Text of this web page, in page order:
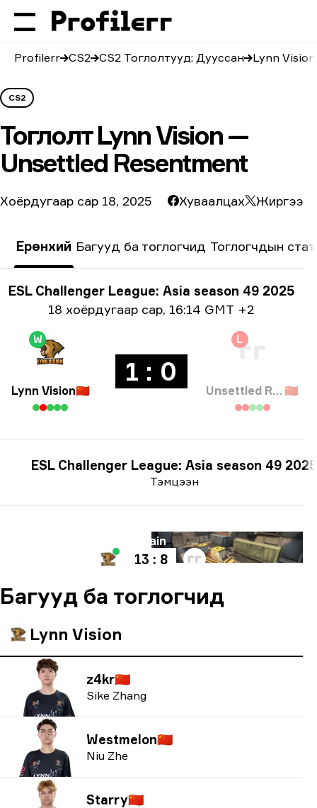
Profilerr CS2 CS2 Тоглолтууд: Дууссан Lynn
CS2
Тоглолт Lynn Vision —
Unsettled Resentment
Хоёрдугаар сар 18, 2025 Хуваалцах Жиргээ
Ерөнхий Багууд ба тоглогчид Тоглогчдын
Тэмцээний мэдээлэл
ESL Challenger League: Asia season 49 2025
Огнооны мэдээлэл
18 хоёрдугаар сар, 16:14 GMT +2
W
Lynn Vision🇨🇳
1 : 0
L
Unsettled Resentment 🇨🇳
Тэмцээн
ESL Challenger League: Asia season 49 2025
Train
13 : 8
Багууд ба тоглогчид
Lynn Vision
z4kr🇨🇳
Sike Zhang
Westmelon🇨🇳
Niu Zhe
Starry🇨🇳